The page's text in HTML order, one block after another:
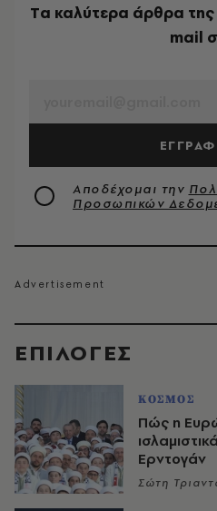
EΠΙΛΟΓΈΣ
ΚΟΣΜΟΣ
Πώς η
Ερντογάν
Σώτη
Tα καλύτερα άρθρα της
mail
Αποδέχομαι την
Προσωπικών